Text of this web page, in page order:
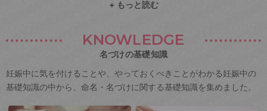
+ もっと読む
KNOWLEDGE
名づけの基礎知識
妊娠中に気を付けることや、やっておくべきことがわかる妊娠中の
基礎知識の中から、命名・名づけに関する基礎知識を集めました。